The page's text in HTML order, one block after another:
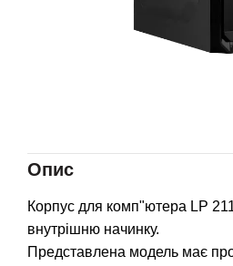
Опис
Корпус для комп"ютера LP
внутрішню начинку.
Представлена модель має